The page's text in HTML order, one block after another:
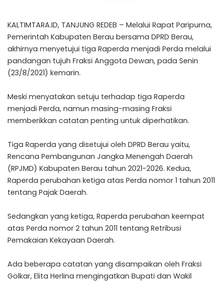
KALTIMTARA.ID, TANJUNG REDEB – Melalui Rapat Paripurna,
Pemerintah Kabupaten Berau bersama DPRD Berau,
akhirnya menyetujui tiga Raperda menjadi Perda melalui
pandangan tujuh Fraksi Anggota Dewan, pada Senin
(23/8/2021) kemarin.
Meski menyatakan setuju terhadap tiga Raperda
menjadi Perda, namun masing-masing Fraksi
memberikkan catatan penting untuk diperhatikan.
Tiga Raperda yang disetujui oleh DPRD Berau yaitu,
Rencana Pembangunan Jangka Menengah Daerah
(RPJMD) Kabupaten Berau tahun 2021-2026. Kedua,
Raperda perubahan ketiga atas Perda nomor 1 tahun 2011
tentang Pajak Daerah.
Sedangkan yang ketiga, Raperda perubahan keempat
atas Perda nomor 2 tahun 2011 tentang Retribusi
Pemakaian Kekayaan Daerah.
Ada beberapa catatan yang disampaikan oleh Fraksi
Golkar, Elita Herlina mengingatkan Bupati dan Wakil